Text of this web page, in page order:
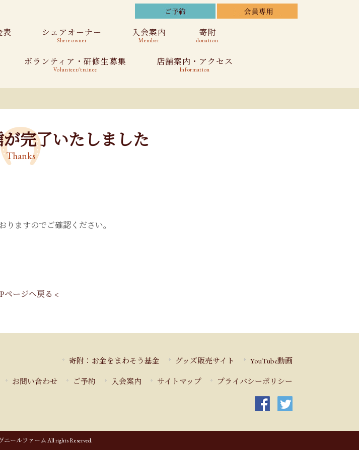
表 シェアオーナー
Shere owner
入会案内
Member
寄附
donation
ボランティア・研修生募集
Volunteer/trainee
店舗案内・アクセス
Information
完了いたしました
Thanks
ますのでご確認ください。
ページへ戻る <
寄附：お金をまわそう基金 グッズ販売サイト YouTube動画
お問い合わせ ご予約 入会案内 サイトマップ プライバシーポリシー
ニールファーム All rights Reserved.